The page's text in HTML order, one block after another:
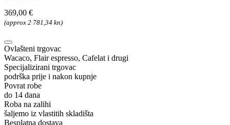
369,00 €
(approx 2 781,34 kn)
Ovlašteni trgovac
Wacaco, Flair espresso, Cafelat i drugi
Specijalizirani trgovac
podrška prije i nakon kupnje
Povrat robe
do 14 dana
Roba na zalihi
šaljemo iz vlastitih skladišta
Besplatna dostava